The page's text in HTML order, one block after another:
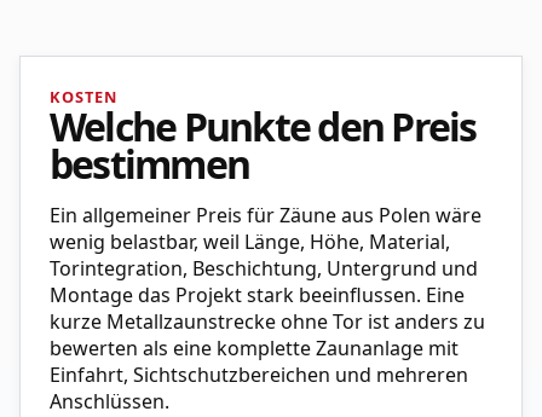
KOSTEN
Welche Punkte den Preis
bestimmen
Ein allgemeiner Preis für Zäune aus Polen wäre
wenig belastbar, weil Länge, Höhe, Material,
Torintegration, Beschichtung, Untergrund und
Montage das Projekt stark beeinflussen. Eine
kurze Metallzaunstrecke ohne Tor ist anders zu
bewerten als eine komplette Zaunanlage mit
Einfahrt, Sichtschutzbereichen und mehreren
Anschlüssen.